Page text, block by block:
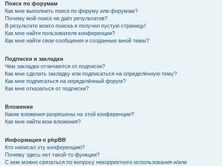
Поиск по форумам
Как мне выполнить поиск по форуму или форумам?
Почему мой поиск не даёт результатов?
В результате моего поиска я получил пустую страницу!
Как мне найти пользователя конференции?
Как мне найти свои сообщения и созданные мной темы?
Подписки и закладки
Чем закладки отличаются от подписок?
Как мне сделать закладку или подписаться на определённую тему?
Как мне подписаться на определённый форум?
Как мне отказаться от подписки?
Вложения
Какие вложения разрешены на этой конференции?
Как мне найти мои вложения?
Информация о phpBB
Кто написал эту конференцию?
Почему здесь нет такой-то функции?
С кем можно связаться по вопросу некорректного использования и/или